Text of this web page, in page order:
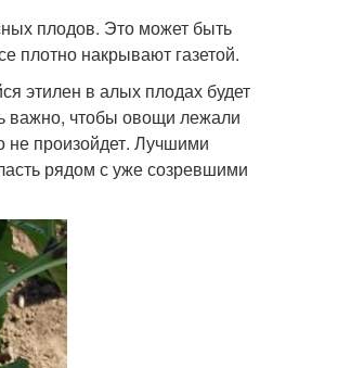
плодов. Это может быть
плотно накрывают газетой.
этилен в алых плодах будет
важно, чтобы овощи лежали
не произойдет. Лучшими
рядом с уже созревшими